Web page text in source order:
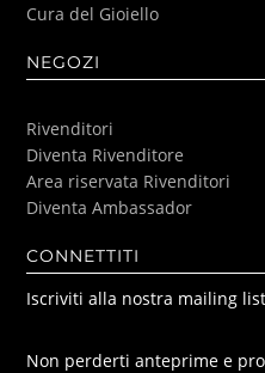
Cura del Gioiello
NEGOZI
Rivenditori
Diventa Rivenditore
Area riservata Rivenditori
Diventa Ambassador
CONNETTITI
Iscriviti alla nostra mailing
Non perderti anteprime e